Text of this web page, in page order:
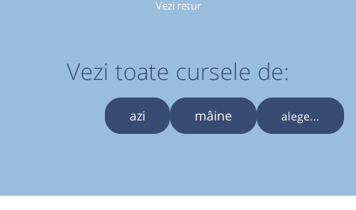
Vezi retur
Vezi toate cursele de:
azi mâine alege...